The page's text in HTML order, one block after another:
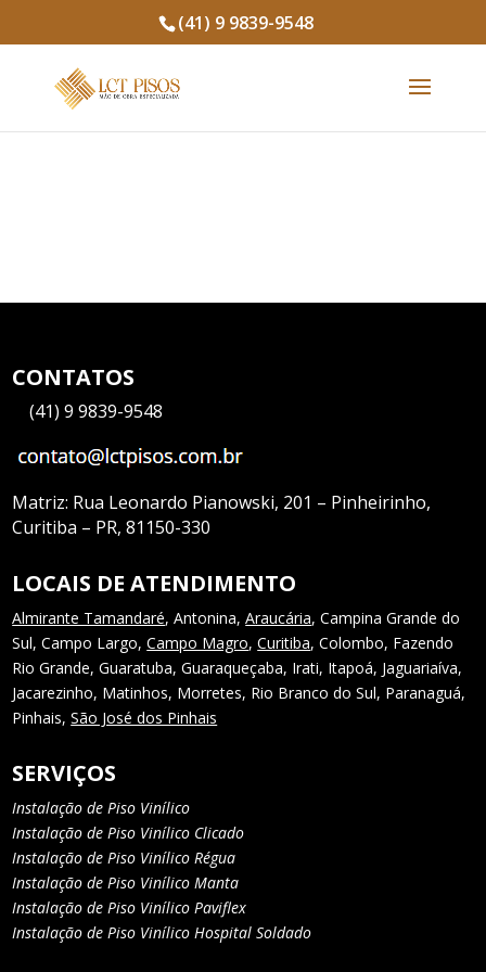
(41) 9 9839-9548
CONTATOS
—(41) 9 9839-9548
Matriz: Rua Leonardo Pianowski, 201 – Pinheirinho,
Curitiba – PR, 81150-330
LOCAIS DE ATENDIMENTO
Almirante Tamandaré, Antonina,Araucária, Campina Grande do
Sul, Campo Largo,Campo Magro,Curitiba, Colombo, Fazendo
Rio Grande, Guaratuba, Guaraqueçaba, Irati, Itapoá, Jaguariaíva,
Jacarezinho, Matinhos, Morretes, Rio Branco do Sul, Paranaguá,
Pinhais,São José dos Pinhais
SERVIÇOS
Instalação de Piso Vinílico
Instalação de Piso Vinílico Clicado
Instalação de Piso Vinílico Régua
Instalação de Piso Vinílico Manta
Instalação de Piso Vinílico Paviflex
Instalação de Piso Vinílico Hospital Soldado